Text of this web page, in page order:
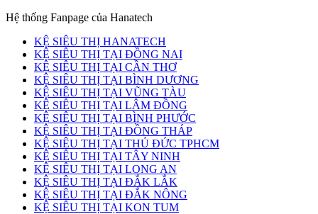
Hệ thống Fanpage của Hanatech
KỆ SIÊU THỊ HANATECH
KỆ SIÊU THỊ TẠI ĐỒNG NAI
KỆ SIÊU THỊ TẠI CẦN THƠ
KỆ SIÊU THỊ TẠI BÌNH DƯƠNG
KỆ SIÊU THỊ TẠI VŨNG TÀU
KỆ SIÊU THỊ TẠI LÂM ĐỒNG
KỆ SIÊU THỊ TẠI BÌNH PHƯỚC
KỆ SIÊU THỊ TẠI ĐỒNG THÁP
KỆ SIÊU THỊ TẠI THỦ ĐỨC TPHCM
KỆ SIÊU THỊ TẠI TÂY NINH
KỆ SIÊU THỊ TẠI LONG AN
KỆ SIÊU THỊ TẠI ĐẮK LẮK
KỆ SIÊU THỊ TẠI ĐẮK NÔNG
KỆ SIÊU THỊ TẠI KON TUM